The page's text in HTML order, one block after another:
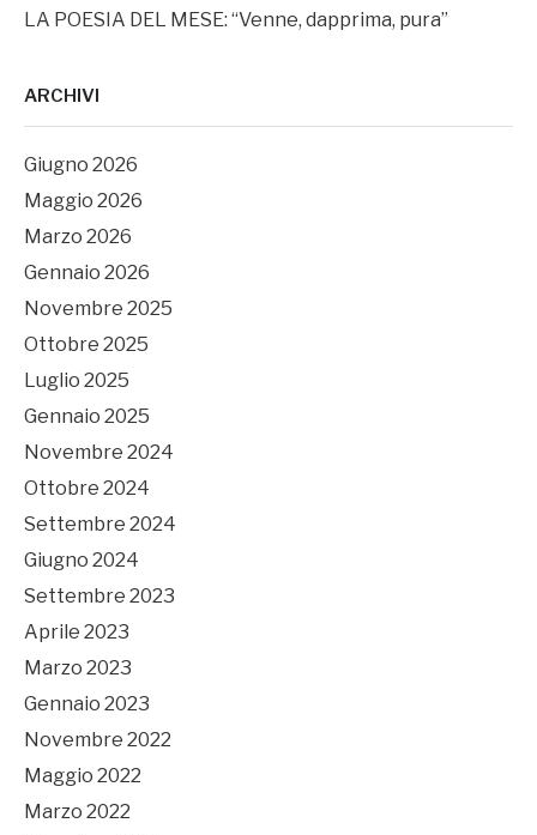
LA POESIA DEL MESE: “Venne, dapprima, pura”
ARCHIVI
Giugno 2026
Maggio 2026
Marzo 2026
Gennaio 2026
Novembre 2025
Ottobre 2025
Luglio 2025
Gennaio 2025
Novembre 2024
Ottobre 2024
Settembre 2024
Giugno 2024
Settembre 2023
Aprile 2023
Marzo 2023
Gennaio 2023
Novembre 2022
Maggio 2022
Marzo 2022